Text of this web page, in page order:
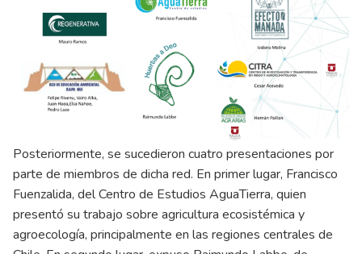
Posteriormente, se sucedieron cuatro presentaciones por
parte de miembros de dicha red. En primer lugar, Francisco
Fuenzalida, del Centro de Estudios AguaTierra, quien
presentó su trabajo sobre agricultura ecosistémica y
agroecología, principalmente en las regiones centrales de